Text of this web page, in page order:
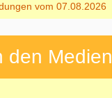
vom 07.08.2026
den Medien